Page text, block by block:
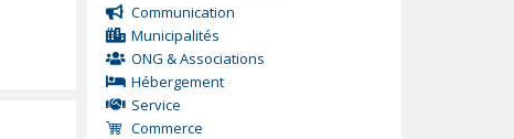
Communication
Municipalités
ONG & Associations
Hébergement
Service
Commerce